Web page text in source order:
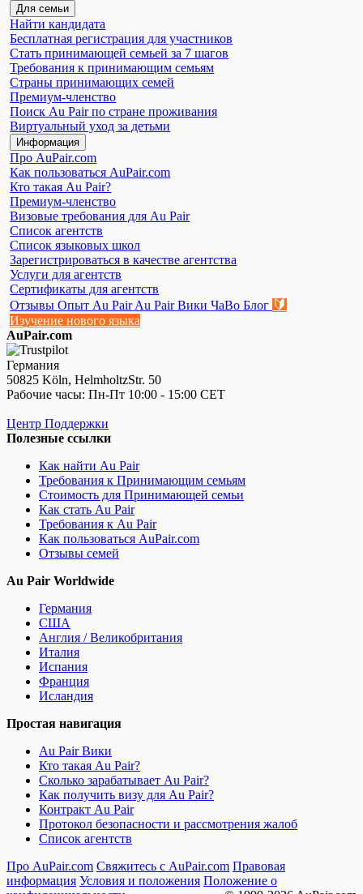
Для семьи
Найти кандидата
Бесплатная регистрация для участников
Стать принимающей семьей за 7 шагов
Требования к принимающим семьям
Страны принимающих семей
Премиум-членство
Поиск Au Pair по стране проживания
Виртуальный уход за детьми
Информация
Про AuPair.com
Как пользоваться AuPair.com
Кто такая Au Pair?
Премиум-членство
Визовые требования для Au Pair
Список агентств
Список языковых школ
Зарегистрироваться в качестве агентства
Услуги для агентств
Сертификаты для агентств
ОтзывыОпыт Au PairAu Pair ВикиЧаВоБлог 🔰
Изучение нового языка
AuPair.com
Германия
50825 Köln, HelmholtzStr. 50
Рабочие часы: Пн-Пт 10:00 - 15:00 CET
Центр Поддержки
Полезные ссылки
Как найти Au Pair
Требования к Принимающим семьям
Стоимость для Принимающей семьи
Как стать Au Pair
Требования к Au Pair
Как пользоваться AuPair.com
Отзывы семей
Au Pair Worldwide
Германия
США
Англия / Великобритания
Италия
Испания
Франция
Исландия
Простая навигация
Au Pair Вики
Кто такая Au Pair?
Сколько зарабатывает Au Pair?
Как получить визу для Au Pair?
Контракт Au Pair
Протокол безопасности и рассмотрения жалоб
Список агентств
Про AuPair.com Свяжитесь с AuPair.com Правовая
информация Условия и положения Положение о